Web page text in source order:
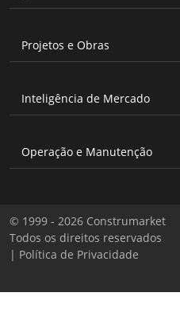
Projetos e Obras
Inteligência de Mercado
Operação e Manutenção
© 1999 - 2026 Construmarket
Todos os direitos reservados
| Política de Privacidade